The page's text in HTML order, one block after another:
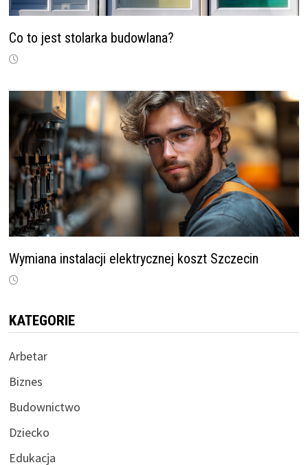
Co to jest stolarka budowlana?
Wymiana instalacji elektrycznej koszt Szczecin
KATEGORIE
Arbetar
Biznes
Budownictwo
Dziecko
Edukacja